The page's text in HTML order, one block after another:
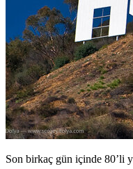
Son birkaç gün içinde 80’li